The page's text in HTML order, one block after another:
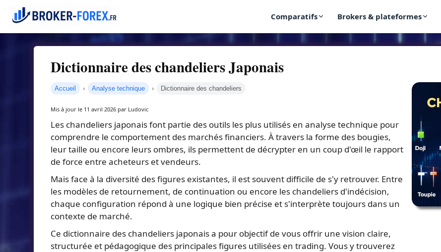
Comparatifs Brokers & plateformes
Dictionnaire des chandeliers Japonais
Accueil Analyse technique Dictionnaire des chandeliers
Mis à jour le 11 avril 2026 par Ludovic
Les chandeliers japonais font partie des outils les plus utilisés en analyse technique pour
comprendre le comportement des marchés financiers. À travers la forme des bougies,
leur taille ou encore leurs ombres, ils permettent de décrypter en un coup d'œil le rapport
de force entre acheteurs et vendeurs.
Mais face à la diversité des figures existantes, il est souvent difficile de s'y retrouver. Entre
les modèles de retournement, de continuation ou encore les chandeliers d'indécision,
chaque configuration répond à une logique bien précise et s'interprète toujours dans un
contexte de marché.
Ce dictionnaire des chandeliers japonais a pour objectif de vous offrir une vision claire,
structurée et pédagogique des principales figures utilisées en trading. Vous y trouverez